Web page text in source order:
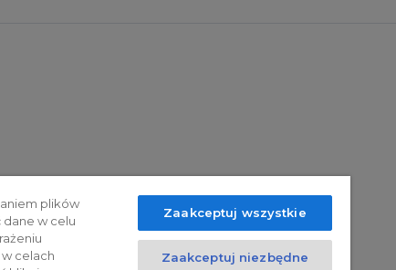
plików
dane w celu
celach
Zaakceptuj wszystkie
Zaakceptuj niezbędne